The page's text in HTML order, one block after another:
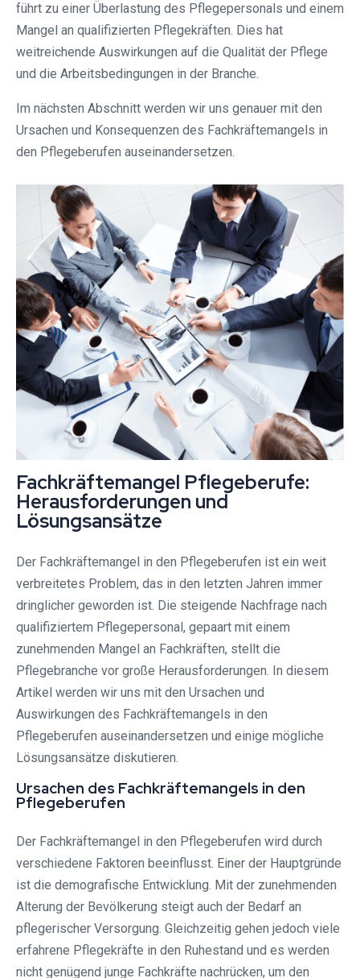
führt zu einer Überlastung des Pflegepersonals und einem
Mangel an qualifizierten Pflegekräften. Dies hat
weitreichende Auswirkungen auf die Qualität der Pflege
und die Arbeitsbedingungen in der Branche.
Im nächsten Abschnitt werden wir uns genauer mit den
Ursachen und Konsequenzen des Fachkräftemangels in
den Pflegeberufen auseinandersetzen.
Fachkräftemangel Pflegeberufe:
Herausforderungen und
Lösungsansätze
Der Fachkräftemangel in den Pflegeberufen ist ein weit
verbreitetes Problem, das in den letzten Jahren immer
dringlicher geworden ist. Die steigende Nachfrage nach
qualifiziertem Pflegepersonal, gepaart mit einem
zunehmenden Mangel an Fachkräften, stellt die
Pflegebranche vor große Herausforderungen. In diesem
Artikel werden wir uns mit den Ursachen und
Auswirkungen des Fachkräftemangels in den
Pflegeberufen auseinandersetzen und einige mögliche
Lösungsansätze diskutieren.
Ursachen des Fachkräftemangels in den
Pflegeberufen
Der Fachkräftemangel in den Pflegeberufen wird durch
verschiedene Faktoren beeinflusst. Einer der Hauptgründe
ist die demografische Entwicklung. Mit der zunehmenden
Alterung der Bevölkerung steigt auch der Bedarf an
pflegerischer Versorgung. Gleichzeitig gehen jedoch viele
erfahrene Pflegekräfte in den Ruhestand und es werden
nicht genügend junge Fachkräfte nachrücken, um den